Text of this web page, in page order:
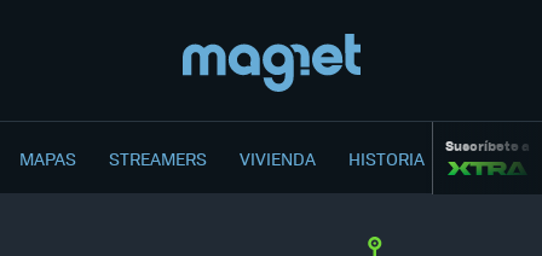
MAPAS STREAMERS VIVIENDA HISTORIA Suscríbete a